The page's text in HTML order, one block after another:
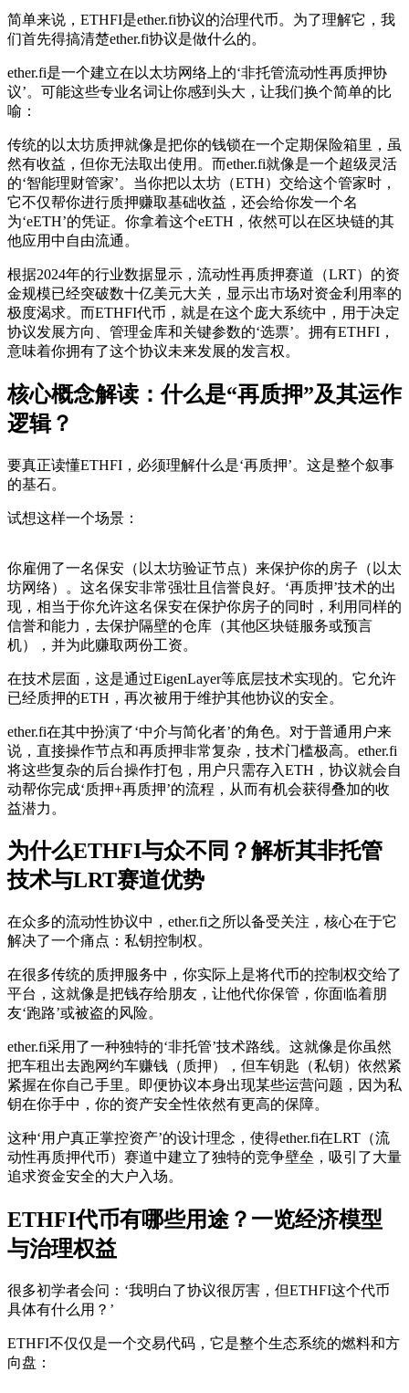
简单来说，ETHFI是ether.fi协议的治理代币。为了理解它，我
们首先得搞清楚ether.fi协议是做什么的。
ether.fi是一个建立在以太坊网络上的‘非托管流动性再质押协
议’。可能这些专业名词让你感到头大，让我们换个简单的比
喻：
传统的以太坊质押就像是把你的钱锁在一个定期保险箱里，虽
然有收益，但你无法取出使用。而ether.fi就像是一个超级灵活
的‘智能理财管家’。当你把以太坊（ETH）交给这个管家时，
它不仅帮你进行质押赚取基础收益，还会给你发一个名
为‘eETH’的凭证。你拿着这个eETH，依然可以在区块链的其
他应用中自由流通。
根据2024年的行业数据显示，流动性再质押赛道（LRT）的资
金规模已经突破数十亿美元大关，显示出市场对资金利用率的
极度渴求。而ETHFI代币，就是在这个庞大系统中，用于决定
协议发展方向、管理金库和关键参数的‘选票’。拥有ETHFI，
意味着你拥有了这个协议未来发展的发言权。
核心概念解读：什么是“再质押”及其运作
逻辑？
要真正读懂ETHFI，必须理解什么是‘再质押’。这是整个叙事
的基石。
试想这样一个场景：
你雇佣了一名保安（以太坊验证节点）来保护你的房子（以太
坊网络）。这名保安非常强壮且信誉良好。‘再质押’技术的出
现，相当于你允许这名保安在保护你房子的同时，利用同样的
信誉和能力，去保护隔壁的仓库（其他区块链服务或预言
机），并为此赚取两份工资。
在技术层面，这是通过EigenLayer等底层技术实现的。它允许
已经质押的ETH，再次被用于维护其他协议的安全。
ether.fi在其中扮演了‘中介与简化者’的角色。对于普通用户来
说，直接操作节点和再质押非常复杂，技术门槛极高。ether.fi
将这些复杂的后台操作打包，用户只需存入ETH，协议就会自
动帮你完成‘质押+再质押’的流程，从而有机会获得叠加的收
益潜力。
为什么ETHFI与众不同？解析其非托管
技术与LRT赛道优势
在众多的流动性协议中，ether.fi之所以备受关注，核心在于它
解决了一个痛点： 私钥控制权。
在很多传统的质押服务中，你实际上是将代币的控制权交给了
平台，这就像是把钱存给朋友，让他代你保管，你面临着朋
友‘跑路’或被盗的风险。
ether.fi采用了一种独特的‘非托管’技术路线。这就像是你虽然
把车租出去跑网约车赚钱（质押），但车钥匙（私钥）依然紧
紧握在你自己手里。即便协议本身出现某些运营问题，因为私
钥在你手中，你的资产安全性依然有更高的保障。
这种‘用户真正掌控资产’的设计理念，使得ether.fi在LRT（流
动性再质押代币）赛道中建立了独特的竞争壁垒，吸引了大量
追求资金安全的大户入场。
ETHFI代币有哪些用途？一览经济模型
与治理权益
很多初学者会问：‘我明白了协议很厉害，但ETHFI这个代币
具体有什么用？’
ETHFI不仅仅是一个交易代码，它是整个生态系统的燃料和方
向盘：